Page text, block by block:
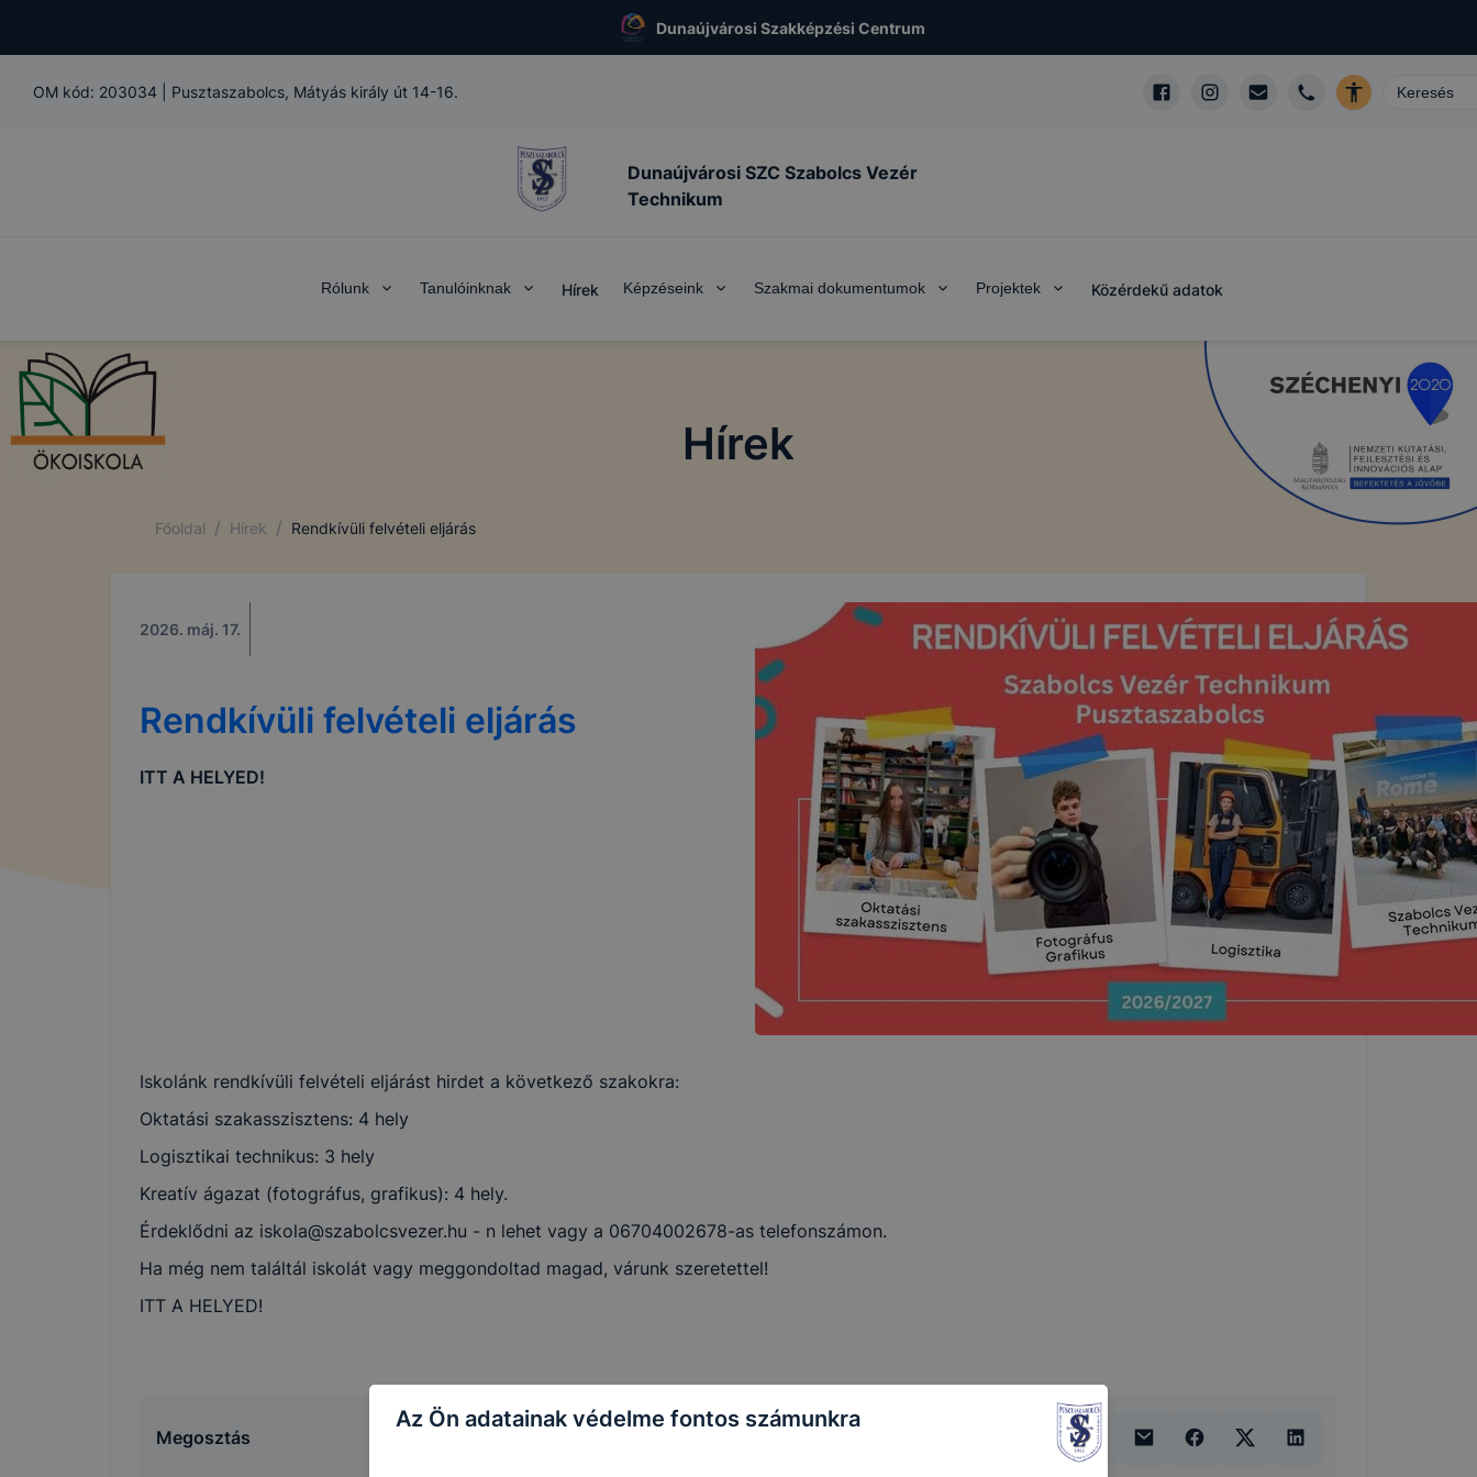
Dunaújvárosi Szakképzési Centrum
OM kód: 203034 Pusztaszabolcs, Mátyás király út 14-16.
Dunaújvárosi SZC Szabolcs Vezér
Technikum
Rólunk Tanulóinknak Hírek Képzéseink Szakmai dokumentumok Projektek Közérdekű adatok
Hírek
Főoldal / Hírek / Rendkívüli felvételi eljárás
2026. máj. 17.
Rendkívüli felvételi eljárás
ITT A HELYED!
Iskolánk rendkívüli felvételi eljárást hirdet a következő szakokra:
Oktatási szakasszisztens: 4 hely
Logisztikai technikus: 3 hely
Kreatív ágazat (fotográfus, grafikus): 4 hely.
Érdeklődni az iskola@szabolcsvezer.hu - n lehet vagy a 06704002678-as telefonszámon.
Ha még nem találtál iskolát vagy meggondoltad magad, várunk szeretettel!
ITT A HELYED!
Megosztás
Az Ön adatainak védelme fontos számunkra